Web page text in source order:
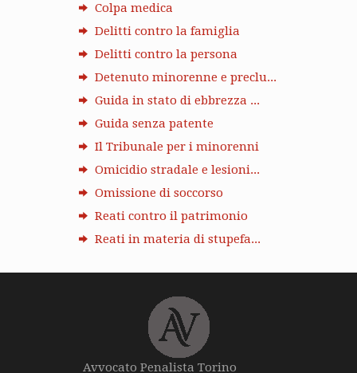
Colpa medica
Delitti contro la famiglia
Delitti contro la persona
Detenuto minorenne e preclu...
Guida in stato di ebbrezza ...
Guida senza patente
Il Tribunale per i minorenni
Omicidio stradale e lesioni...
Omissione di soccorso
Reati contro il patrimonio
Reati in materia di stupefa...
Avvocato Penalista Torino